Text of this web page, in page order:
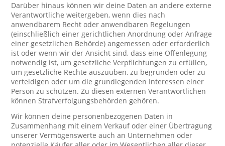
Darüber hinaus können wir deine Daten an andere externe
Verantwortliche weitergeben, wenn dies nach
anwendbarem Recht oder anwendbaren Regelungen
(einschließlich einer gerichtlichen Anordnung oder Anfrage
einer gesetzlichen Behörde) angemessen oder erforderlich
ist oder wenn wir der Ansicht sind, dass eine Offenlegung
notwendig ist, um gesetzliche Verpflichtungen zu erfüllen,
um gesetzliche Rechte auszuüben, zu begründen oder zu
verteidigen oder um die grundlegenden Interessen einer
Person zu schützen. Zu diesen externen Verantwortlichen
können Strafverfolgungsbehörden gehören.
Wir können deine personenbezogenen Daten in
Zusammenhang mit einem Verkauf oder einer Übertragung
unserer Vermögenswerte auch an Unternehmen oder